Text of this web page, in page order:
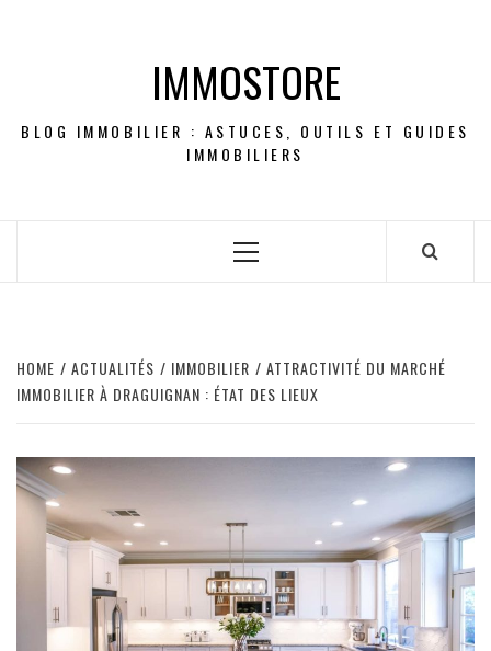
IMMOSTORE
BLOG IMMOBILIER : ASTUCES, OUTILS ET GUIDES
IMMOBILIERS
Primary
HOME ACTUALITÉS IMMOBILIER
ATTRACTIVITÉ DU MARCHÉ
IMMOBILIER À DRAGUIGNAN : ÉTAT DES LIEUX